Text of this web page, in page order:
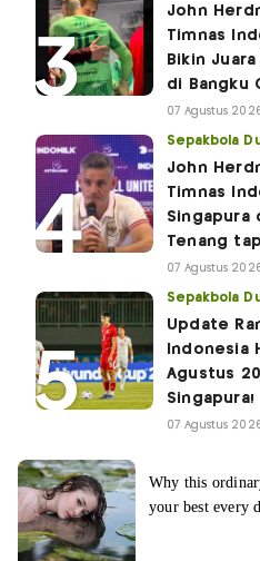
John
Timnas
Bikin
di Bangku
07 Agustus
Sepakbola
John
Timnas
Singapura
Tenang
07 Agustus
Sepakbola
Update
Indonesia
Agustus
Singapura!
07 Agustus